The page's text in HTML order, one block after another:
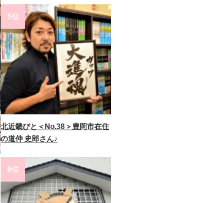
5位
北近畿びと＜No.38＞豊岡市在住
の道仲 史郎さん♪
6位